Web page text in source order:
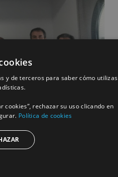
y de terceros para saber cómo utilizas
cookies”, rechazar su uso clicando en
Política de cookies